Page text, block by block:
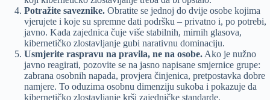
Potražite saveznike. Obratite se jednoj do dvije osobe kojima
vjerujete i koje su spremne dati podršku – privatno i, po potrebi,
javno. Kada zajednica čuje više stabilnih, mirnih glasova,
kibernetičko zlostavljanje gubi narativnu dominaciju.
Usmjerite raspravu na pravila, ne na osobe. Ako je nužno
javno reagirati, pozovite se na jasno napisane smjernice grupe:
zabrana osobnih napada, provjera činjenica, pretpostavka dobre
namjere. To oduzima osobnu dimenziju sukoba i pokazuje da
kibernetičko zlostavljanje krši zajedničke standarde.